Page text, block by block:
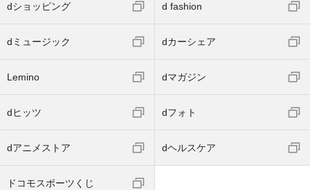
dショッピング d fashion
dミュージック dカーシェア
Lemino dマガジン
dヒッツ dフォト
dアニメストア dヘルスケア
ドコモスポーツくじ